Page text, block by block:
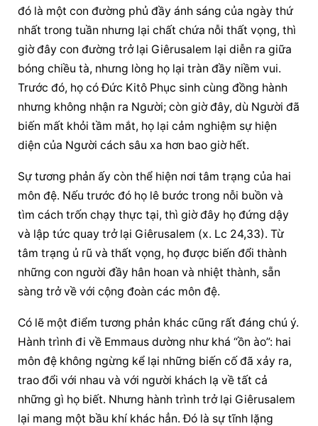
đó là một con đường phủ đầy ánh sáng của ngày thứ
nhất trong tuần nhưng lại chất chứa nỗi thất vọng, thì
giờ đây con đường trở lại Giêrusalem lại diễn ra giữa
bóng chiều tà, nhưng lòng họ lại tràn đầy niềm vui.
Trước đó, họ có Đức Kitô Phục sinh cùng đồng hành
nhưng không nhận ra Người; còn giờ đây, dù Người đã
biến mất khỏi tầm mắt, họ lại cảm nghiệm sự hiện
diện của Người cách sâu xa hơn bao giờ hết.
Sự tương phản ấy còn thể hiện nơi tâm trạng của hai
môn đệ. Nếu trước đó họ lê bước trong nỗi buồn và
tìm cách trốn chạy thực tại, thì giờ đây họ đứng dậy
và lập tức quay trở lại Giêrusalem (x. Lc 24,33). Từ
tâm trạng ủ rũ và thất vọng, họ được biến đổi thành
những con người đầy hân hoan và nhiệt thành, sẵn
sàng trở về với cộng đoàn các môn đệ.
Có lẽ một điểm tương phản khác cũng rất đáng chú ý.
Hành trình đi về Emmaus dường như khá “ồn ào”: hai
môn đệ không ngừng kể lại những biến cố đã xảy ra,
trao đổi với nhau và với người khách lạ về tất cả
những gì họ biết. Nhưng hành trình trở lại Giêrusalem
lại mang một bầu khí khác hẳn. Đó là sự tĩnh lặng